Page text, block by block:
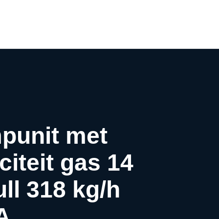
met
gas 14
318 kg/h